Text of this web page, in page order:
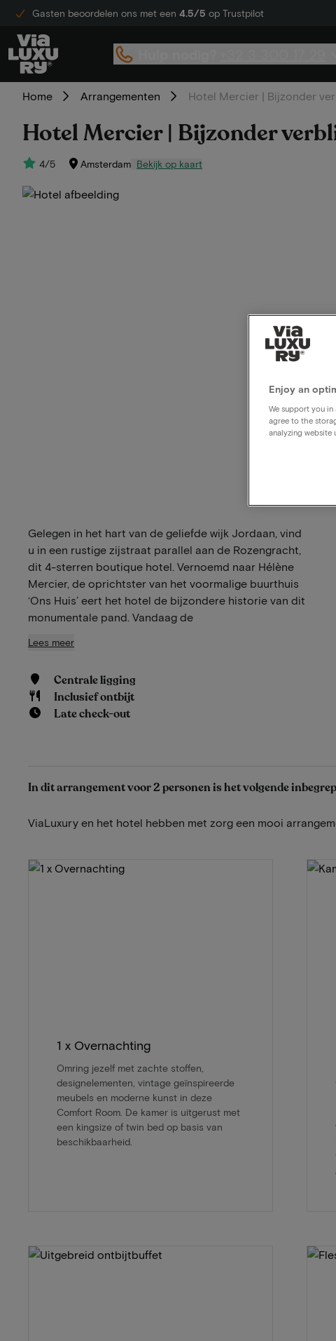
Gasten beoordelen ons met een 4.5/5 op Trustpilot
Home Arrangementen Hotel Mercier | Bijzonder
Hotel Mercier | Bijzonder
4/5 Amsterdam Bekijk op kaart
Gelegen in het hart van de geliefde wijk Jordaan, vind
u in een rustige zijstraat parallel aan de Rozengracht,
dit 4-sterren boutique hotel. Vernoemd naar Hélène
Mercier, de oprichtster van het voormalige buurthuis
‘Ons Huis’ eert het hotel de bijzondere historie van dit
monumentale pand. Vandaag de
Lees meer
Centrale ligging
Inclusief ontbijt
Late check-out
In dit arrangement voor 2 personen is het volgende
ViaLuxury en het hotel hebben met zorg een mooi
1 x Overnachting
Omring jezelf met zachte stoffen,
designelementen, vintage geïnspireerde
meubels en moderne kunst in deze
Comfort Room. De kamer is uitgerust met
een kingsize of twin bed op basis van
beschikbaarheid.
Enjoy an
We support you
agree to the
analyzing website